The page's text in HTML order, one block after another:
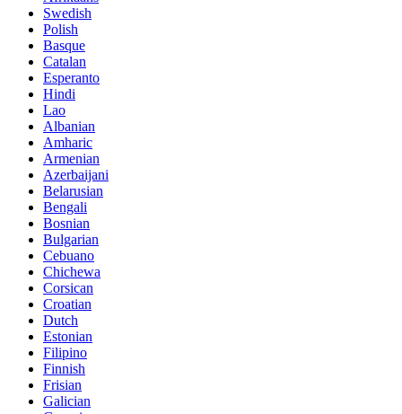
Swedish
Polish
Basque
Catalan
Esperanto
Hindi
Lao
Albanian
Amharic
Armenian
Azerbaijani
Belarusian
Bengali
Bosnian
Bulgarian
Cebuano
Chichewa
Corsican
Croatian
Dutch
Estonian
Filipino
Finnish
Frisian
Galician